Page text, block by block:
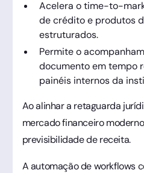
Acelera o time-to-
de crédito e produtos
estruturados.
Permite o
documento em tempo
painéis internos da
Ao alinhar a retaguarda
mercado financeiro
previsibilidade de receita.
A automação de workflows